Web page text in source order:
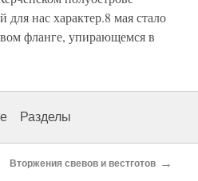
нас характер.8 мая стало
фланге, упирающемся в
Разделы
Вторжения свевов и вестготов →